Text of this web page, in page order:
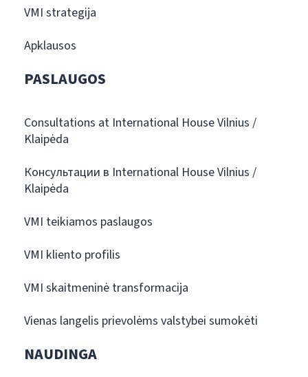
VMI strategija
Apklausos
PASLAUGOS
Consultations at International House Vilnius /
Klaipėda
Консультации в International House Vilnius /
Klaipėda
VMI teikiamos paslaugos
VMI kliento profilis
VMI skaitmeninė transformacija
Vienas langelis prievolėms valstybei sumokėti
NAUDINGA